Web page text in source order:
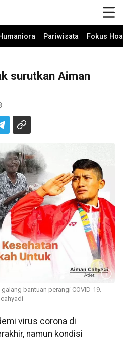
Pariwisata Fokus
surutkan Aiman
bantuan perangi COVID-19.
virus corona di
namun kondisi